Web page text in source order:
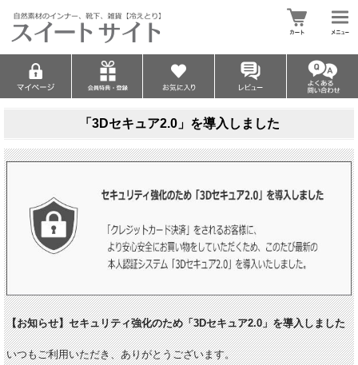
「3Dセキュア2.0」を導入しました
【お知らせ】セキュリティ強化のため「3Dセキュア2.0」を導入しました
いつもご利用いただき、ありがとうございます。